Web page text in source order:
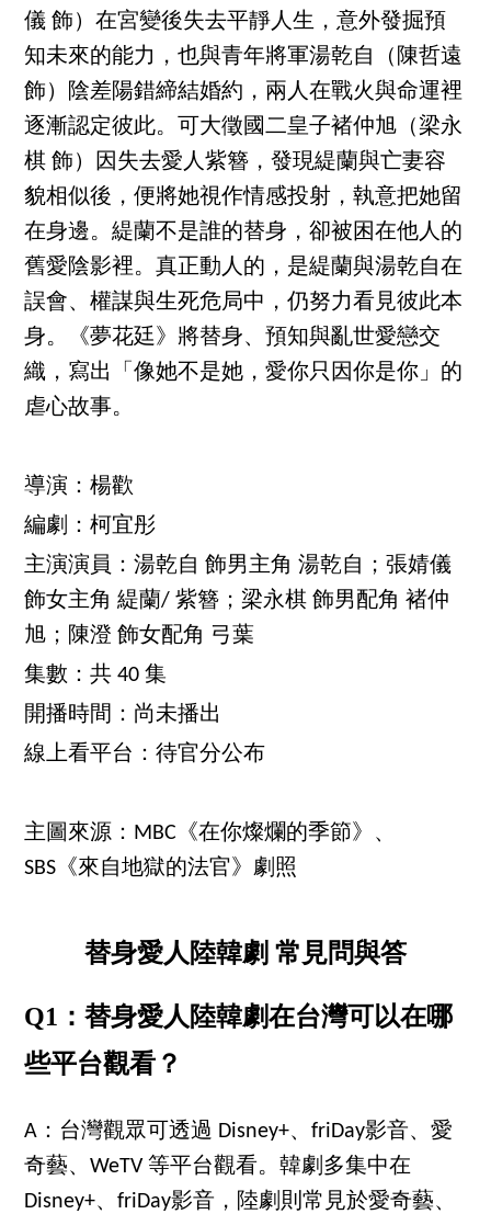
儀 飾）在宮變後失去平靜人生，意外發掘預
知未來的能力，也與青年將軍湯乾自（陳哲遠
飾）陰差陽錯締結婚約，兩人在戰火與命運裡
逐漸認定彼此。可大徵國二皇子褚仲旭（梁永
棋 飾）因失去愛人紫簪，發現緹蘭與亡妻容
貌相似後，便將她視作情感投射，執意把她留
在身邊。緹蘭不是誰的替身，卻被困在他人的
舊愛陰影裡。真正動人的，是緹蘭與湯乾自在
誤會、權謀與生死危局中，仍努力看見彼此本
身。《夢花廷》將替身、預知與亂世愛戀交
織，寫出「像她不是她，愛你只因你是你」的
虐心故事。
導演：楊歡
編劇：柯宜彤
主演演員：湯乾自 飾男主角 湯乾自；張婧儀
飾女主角 緹蘭/ 紫簪；梁永棋 飾男配角 褚仲
旭；陳澄 飾女配角 弓葉
集數：共 40 集
開播時間：尚未播出
線上看平台：待官分公布
主圖來源：MBC《在你燦爛的季節》、
SBS《來自地獄的法官》劇照
替身愛人陸韓劇 常見問與答
Q1：替身愛人陸韓劇在台灣可以在哪
些平台觀看？
A：台灣觀眾可透過 Disney+、friDay影音、愛
奇藝、WeTV 等平台觀看。韓劇多集中在
Disney+、friDay影音，陸劇則常見於愛奇藝、